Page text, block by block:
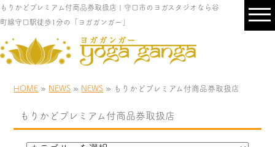
もりかどプレミアム付商品券取扱店 | 守口市のヨガスタジオなら谷
町線守口駅徒歩1分の「ヨガガンガー」
HOME » NEWS » NEWS » もりかどプレミアム付商品券取扱店
もりかどプレミアム付商品券取扱店